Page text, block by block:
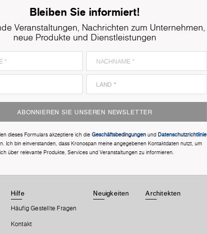
Bleiben Sie informiert!
Veranstaltungen, Nachrichten zum Unternehmen,
neue Produkte und Dienstleistungen
ABONNIEREN SIE UNSEREN NEWSLETTER
dieses Formulars akzeptiere ich dieGeschäftsbedingungen und Datenschutzrichtlinie
Ich bin einverstanden, dass Kronospan meine angegebenen Kontaktdaten nutzt, um
über relevante Produkte, Services und Veranstaltungen zu informieren.
Hilfe
Häufig Gestellte Fragen
Kontakt
Neuigkeiten Architekten